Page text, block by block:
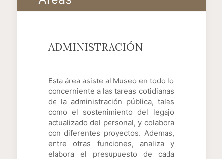
ADMINISTRACIÓN
Esta área asiste al Museo en todo lo
concerniente a las tareas cotidianas
de la administración pública, tales
como el sostenimiento del legajo
actualizado del personal, y colabora
con diferentes proyectos. Además,
entre otras funciones, analiza y
elabora el presupuesto de cada